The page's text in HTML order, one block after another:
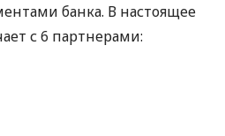
банка. В настоящее
с 6 партнерами: